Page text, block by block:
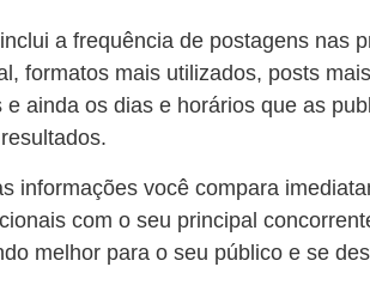
a frequência de postagens nas
formatos mais utilizados, posts
e ainda os dias e horários que as
informações você compara
com o seu principal
melhor para o seu público e se